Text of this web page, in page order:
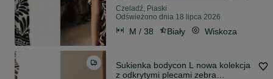
Czeladź, Piaski
Odświeżono dnia 18 lipca 2026
M / 38 Biały Wiskoza
Sukienka bodycon L nowa kolekcja
z odkrytymi plecami zebra